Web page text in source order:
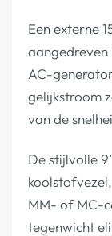
Een externe
aangedreven
AC-
gelijkstroom
van de
De stijlvolle
MM- of MC-
tegenwicht